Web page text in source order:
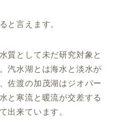
と言えます。
質として未だ研究対象と
汽水湖とは海水と淡水が
佐渡の加茂湖はジオパー
と寒流と暖流が交差する
出来ています。